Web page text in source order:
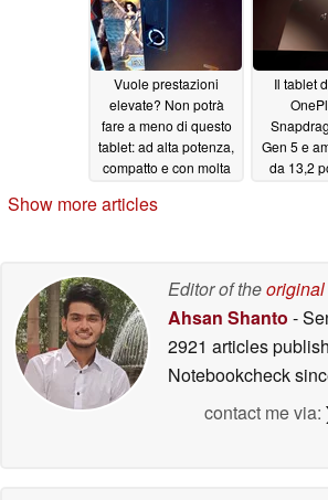
Vuole prestazioni
elevate? Non potrà
fare a meno di questo
tablet: ad alta potenza,
compatto e con molta
crisi della memoria
Il tablet
Gen 5 e
da 13,2
Show more articles
Editor of the
Ahsan Shanto -
2921 articles
Notebookcheck
contact me via: